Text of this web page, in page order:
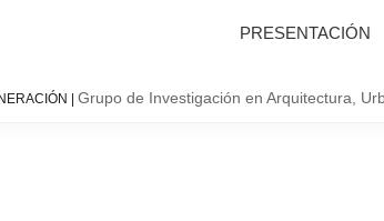
| Grupo de Investigación en Arquitectura,
PRESENTACIÓN